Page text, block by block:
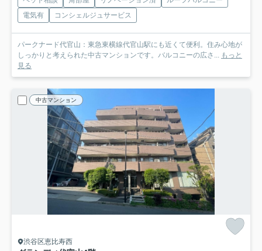
電気有
コンシェルジュサービス
パークナード代官山：東急東横線代官山駅にも近くて便利。住み心地が
しっかりと考えられた中古マンションです。バルコニーの広さ...
もっと
見る
中古マンション
渋谷区恵比寿西